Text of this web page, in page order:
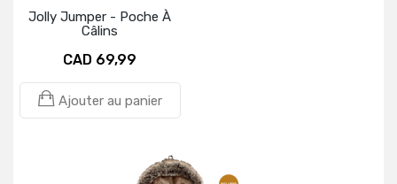
Jolly Jumper - Poche À
Câlins
CAD 69,99
Ajouter au panier